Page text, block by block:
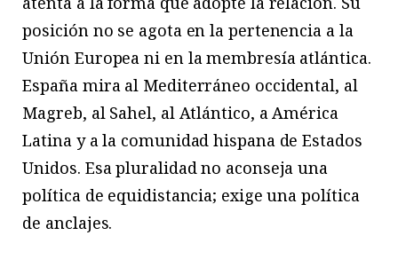
posición no se agota en la pertenencia a la
Unión Europea ni en la membresía atlántica.
España mira al Mediterráneo occidental, al
Magreb, al Sahel, al Atlántico, a América
Latina y a la comunidad hispana de Estados
Unidos. Esa pluralidad no aconseja una
política de equidistancia; exige una política
de anclajes.